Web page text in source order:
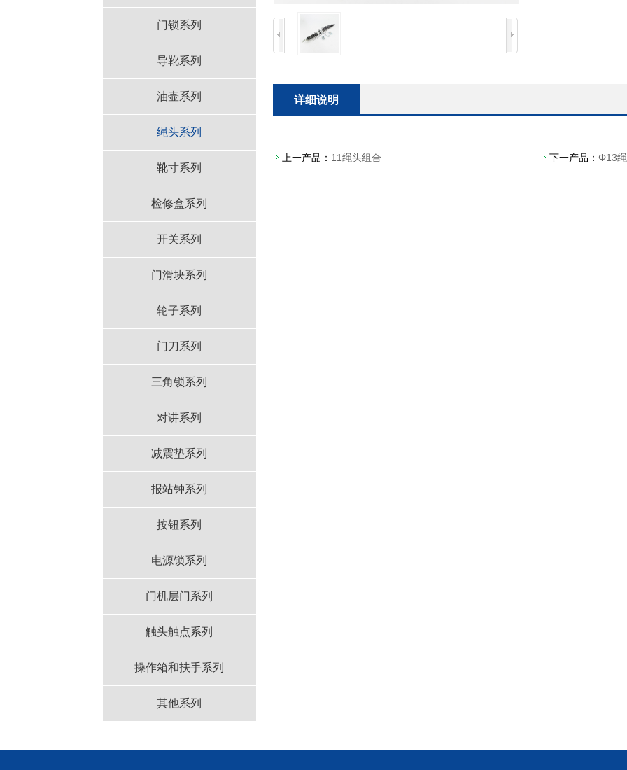
门锁系列
导靴系列
油壶系列
绳头系列
靴寸系列
检修盒系列
开关系列
门滑块系列
轮子系列
门刀系列
三角锁系列
对讲系列
减震垫系列
报站钟系列
按钮系列
电源锁系列
门机层门系列
触头触点系列
操作箱和扶手系列
其他系列
详细说明
上一产品： 11绳头组合 下一产品：Φ13